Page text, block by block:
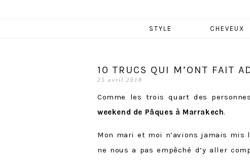
STYLE CHEVEUX
10 TRUCS QUI M’ONT FAIT
25 avril 2018
Comme les trois quart des
weekend de Pâques à Marrakech.
Mon mari et moi n’avions jamais mis
ne nous a pas empêché d’y aller